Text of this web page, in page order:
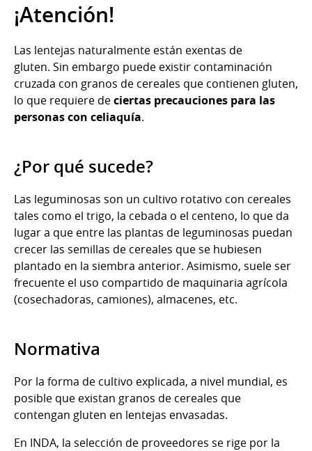
¡Atención!
Las lentejas naturalmente están exentas de
gluten. Sin embargo puede existir contaminación
cruzada con granos de cereales que contienen gluten,
lo que requiere deciertas precauciones para las
personas con celiaquía.
¿Por qué sucede?
Las leguminosas son un cultivo rotativo con cereales
tales como el trigo, la cebada o el centeno, lo que da
lugar a que entre las plantas de leguminosas puedan
crecer las semillas de cereales que se hubiesen
plantado en la siembra anterior. Asimismo, suele ser
frecuente el uso compartido de maquinaria agrícola
(cosechadoras, camiones), almacenes, etc.
Normativa
Por la forma de cultivo explicada, a nivel mundial, es
posible que existan granos de cereales que
contengan gluten en lentejas envasadas.
En INDA, la selección de proveedores se rige por la